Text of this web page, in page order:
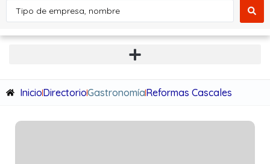
InicioDirectorioGastronomíaReformas Cascales